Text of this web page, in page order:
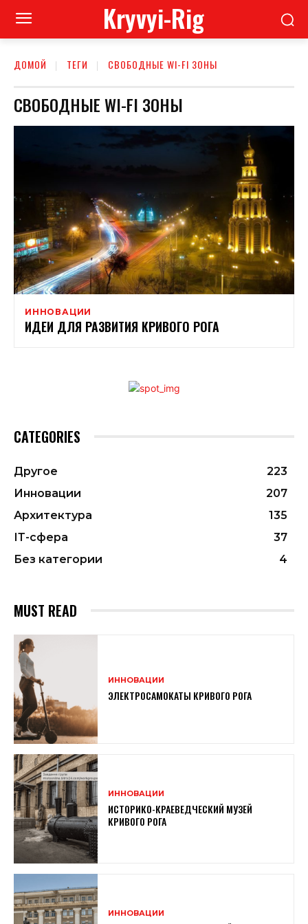
Kryvyi-Rig
ДОМОЙ ТЕГИ СВОБОДНЫЕ WI-FI ЗОНЫ
СВОБОДНЫЕ WI-FI ЗОНЫ
ИННОВАЦИИ
ИДЕИ ДЛЯ РАЗВИТИЯ КРИВОГО РОГА
CATEGORIES
Другое
223
Инновации
207
Архитектура
135
ІТ-сфера
37
Без категории
4
MUST READ
ИННОВАЦИИ
ЭЛЕКТРОСАМОКАТЫ КРИВОГО РОГА
ИННОВАЦИИ
ИСТОРИКО-КРАЕВЕДЧЕСКИЙ МУЗЕЙ
КРИВОГО РОГА
ИННОВАЦИИ